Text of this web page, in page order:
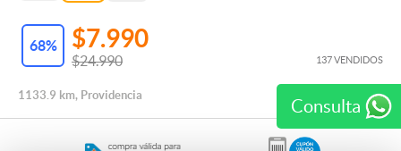
Consulta
68% $7.990
$24.990 137 VENDIDOS
1133.9 km, Providencia